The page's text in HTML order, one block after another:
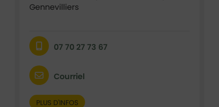
Gennevilliers
07 70 27 73 67
Courriel
PLUS D'INFOS